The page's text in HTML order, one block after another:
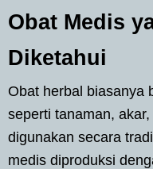
Obat Medis
Diketahui
Obat herbal biasanya
seperti tanaman,
digunakan secara
medis diproduksi